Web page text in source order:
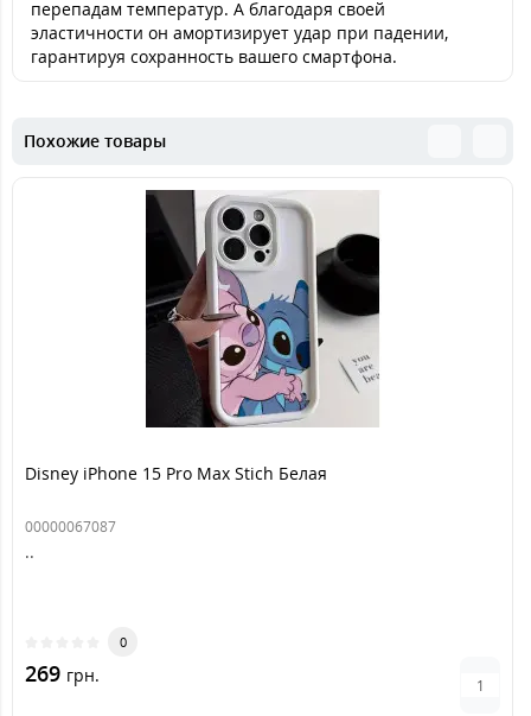
перепадам температур. А благодаря своей
эластичности он амортизирует удар при падении,
гарантируя сохранность вашего смартфона.
Похожие товары
Disney iPhone 15 Pro Max Stich Белая
00000067087
..
0
269 грн.